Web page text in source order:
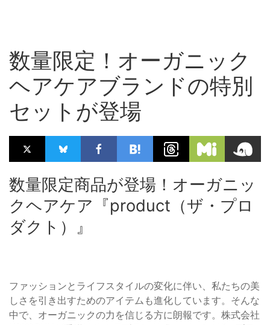
数量限定！オーガニック
ヘアケアブランドの特別
セットが登場
数量限定商品が登場！オーガニッ
クヘアケア『product（ザ・プロ
ダクト）』
ファッションとライフスタイルの変化に伴い、私たちの美
しさを引き出すためのアイテムも進化しています。そんな
中で、オーガニックの力を信じる方に朗報です。株式会社